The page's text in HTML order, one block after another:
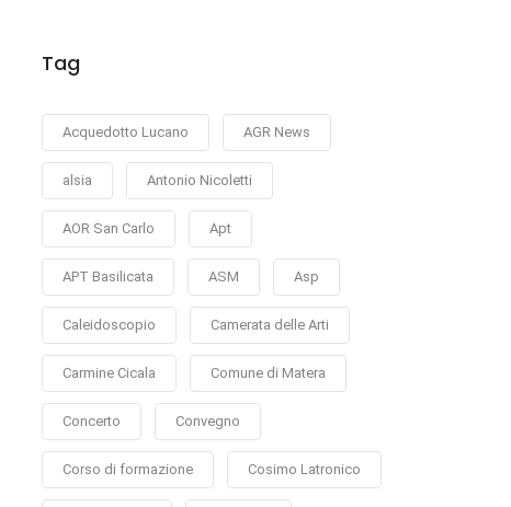
Tag
Acquedotto Lucano AGR News
alsia Antonio Nicoletti
AOR San Carlo Apt
APT Basilicata ASM Asp
Caleidoscopio Camerata delle Arti
Carmine Cicala Comune di Matera
Concerto Convegno
Corso di formazione Cosimo Latronico